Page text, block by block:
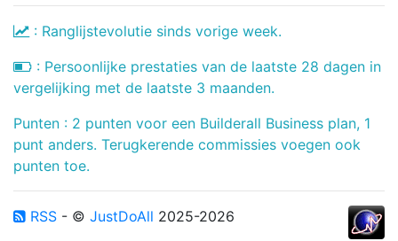
: Ranglijstevolutie sinds vorige week.
: Persoonlijke prestaties van de laatste 28 dagen in
vergelijking met de laatste 3 maanden.
Punten : 2 punten voor een Builderall Business plan, 1
punt anders. Terugkerende commissies voegen ook
punten toe.
RSS - © JustDoAll 2025-2026